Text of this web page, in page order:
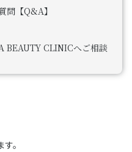
問【Q&A】
BEAUTY CLINICへご相談
。